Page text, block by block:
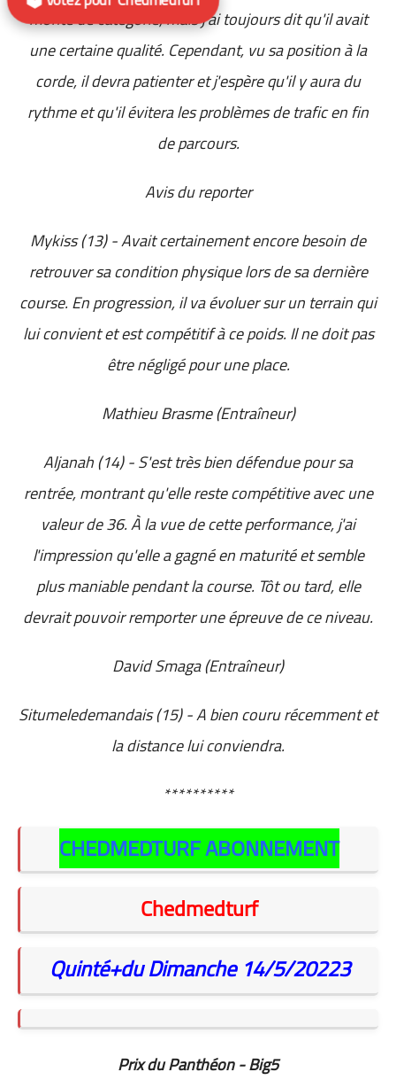
monte de catégorie, mais j'ai toujours dit qu'il avait
une certaine qualité. Cependant, vu sa position à la
corde, il devra patienter et j'espère qu'il y aura du
rythme et qu'il évitera les problèmes de trafic en fin
de parcours.
Avis du reporter
Mykiss (13) - Avait certainement encore besoin de
retrouver sa condition physique lors de sa dernière
course. En progression, il va évoluer sur un terrain qui
lui convient et est compétitif à ce poids. Il ne doit pas
être négligé pour une place.
Mathieu Brasme (Entraîneur)
Aljanah (14) - S'est très bien défendue pour sa
rentrée, montrant qu'elle reste compétitive avec une
valeur de 36. À la vue de cette performance, j'ai
l'impression qu'elle a gagné en maturité et semble
plus maniable pendant la course. Tôt ou tard, elle
devrait pouvoir remporter une épreuve de ce niveau.
David Smaga (Entraîneur)
Situmeledemandais (15) - A bien couru récemment et
la distance lui conviendra.
**********
CHEDMEDTURF ABONNEMENT
Chedmedturf
Quinté+du Dimanche 14/5/20223
Prix du Panthéon - Big5